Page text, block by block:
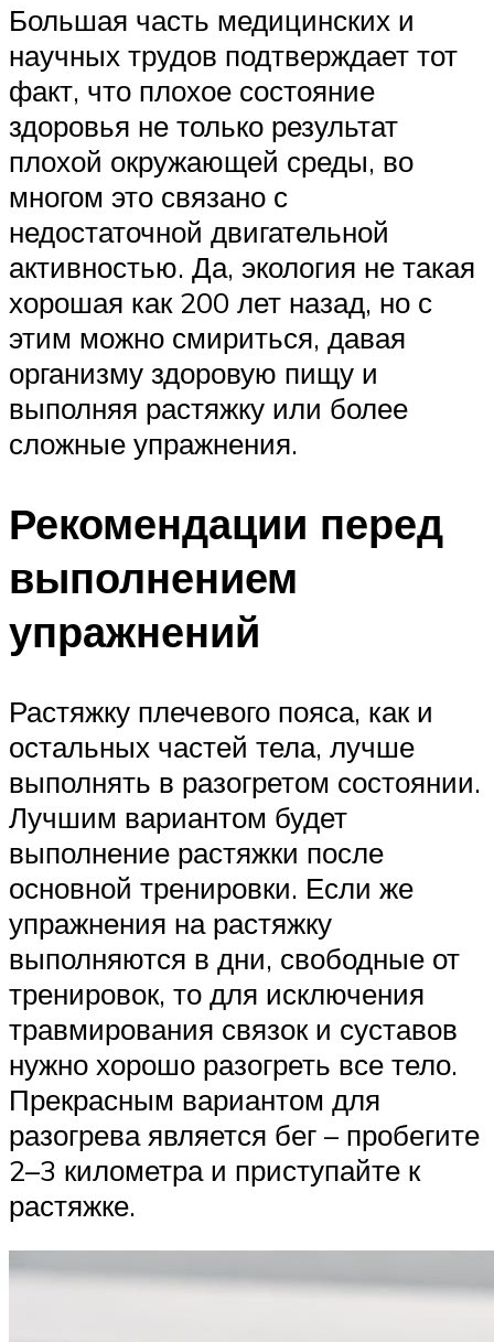
Большая часть медицинских и
научных трудов подтверждает тот
факт, что плохое состояние
здоровья не только результат
плохой окружающей среды, во
многом это связано с
недостаточной двигательной
активностью. Да, экология не такая
хорошая как 200 лет назад, но с
этим можно смириться, давая
организму здоровую пищу и
выполняя растяжку или более
сложные упражнения.
Рекомендации перед
выполнением
упражнений
Растяжку плечевого пояса, как и
остальных частей тела, лучше
выполнять в разогретом состоянии.
Лучшим вариантом будет
выполнение растяжки после
основной тренировки. Если же
упражнения на растяжку
выполняются в дни, свободные от
тренировок, то для исключения
травмирования связок и суставов
нужно хорошо разогреть все тело.
Прекрасным вариантом для
разогрева является бег – пробегите
2–3 километра и приступайте к
растяжке.